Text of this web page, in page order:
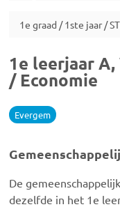
1e graad / 1ste jaar /
1e leerjaar A,
/ Economie
Evergem
De
dezelfde in het 1e